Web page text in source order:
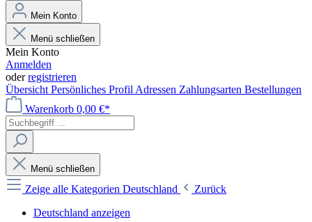
Mein Konto
Menü schließen
Mein Konto
Anmelden
oderregistrieren
Übersicht Persönliches Profil Adressen Zahlungsarten Bestellungen
Warenkorb 0,00 €*
Menü schließen
Zeige alle Kategorien Deutschland
Zurück
Deutschland anzeigen